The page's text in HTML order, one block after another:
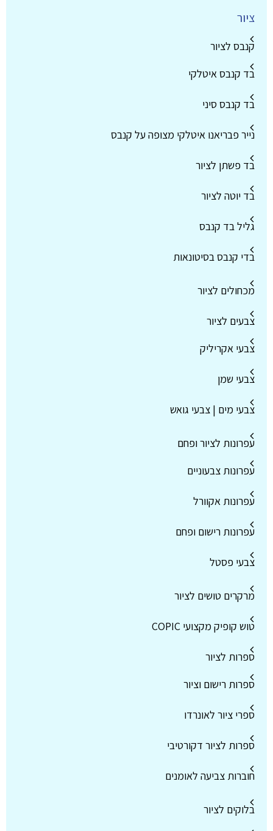
ציור
קנבס לציור
בד קנבס איטלקי
בד קנבס סיני
נייר פבריאנו איטלקי מצופה על קנבס
בד פשתן לציור
בד יוטה לציור
גליל בד קנבס
בדי קנבס בסיטונאות
מכחולים לציור
צבעים לציור
צבעי אקריליק
צבעי שמן
צבעי מים | צבעי גואש
עפרונות לציור ופחם
עפרונות צבעוניים
עפרונות אקוורל
עפרונות רישום ופחם
צבעי פסטל
מרקרים טושים לציור
טוש קופיק מקצועי COPIC
ספרות לציור
ספרות רישום וציור
ספרי ציור לאונרדו
ספרות לציור דקורטיבי
חוברות צביעה לאומנים
בלוקים לציור